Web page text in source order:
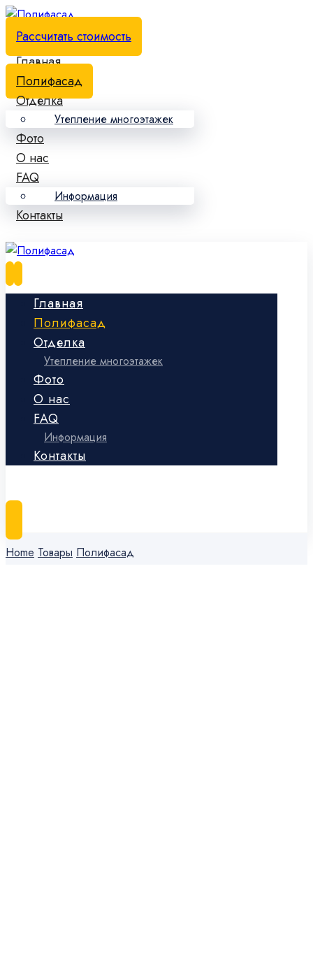
Рассчитать стоимость
Главная
Полифасад
Отделка
Утепление многоэтажек
Фото
О нас
FAQ
Информация
Контакты
Главная
Полифасад
Отделка
Утепление многоэтажек
Фото
О нас
FAQ
Информация
Контакты
Home Товары Полифасад